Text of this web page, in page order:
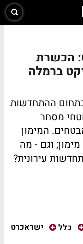
הכשרת
ברמלה
ההתחדשות
שטחי מסחר
המימון
וגם - מה
עירונית?
כלל
ישראכרט